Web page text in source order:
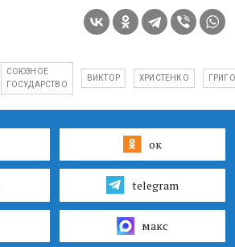
СОЮЗНОЕ
ГОСУДАРСТВО
ВИКТОР ХРИСТЕНКО
ок
telegram
макс